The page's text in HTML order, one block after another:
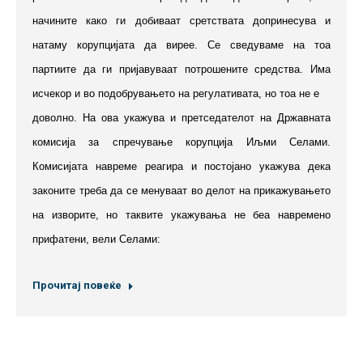
начините како ги добиваат сретствата допринесува и
натаму корупцијата да вирее. Се сведуваме на тоа
партиите да ги пријавуваат потрошените средства. Има
исчекор и во подобрувањето на регулативата, но тоа не е
доволно. На ова укажува и претседателот на Државната
комисија за спречување корупција Иљми Селами.
Комисијата навреме реагира и постојано укажува дека
законите треба да се менуваат во делот на прикажувањето
на изворите, но таквите укажувања не беа навремено
прифатени, вели Селами:
Прочитај повеќе